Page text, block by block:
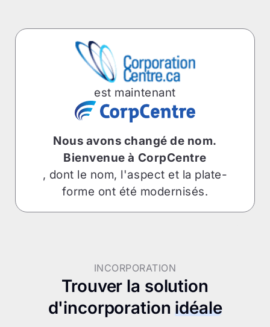
est maintenant
Nous avons changé de nom.
Bienvenue à CorpCentre
, dont le nom, l'aspect et la plate-
forme ont été modernisés.
INCORPORATION
Trouver la solution
d'incorporation idéale